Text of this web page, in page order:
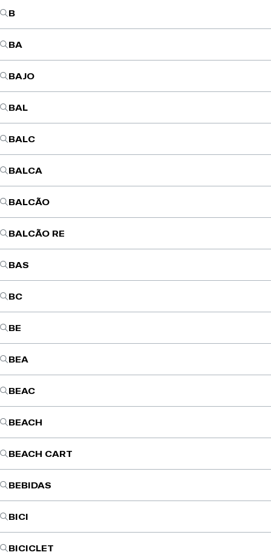
B
BA
BAJO
BAL
BALC
BALCA
BALCÃO
BALCÃO RE
BAS
BC
BE
BEA
BEAC
BEACH
BEACH CART
BEBIDAS
BICI
BICICLET